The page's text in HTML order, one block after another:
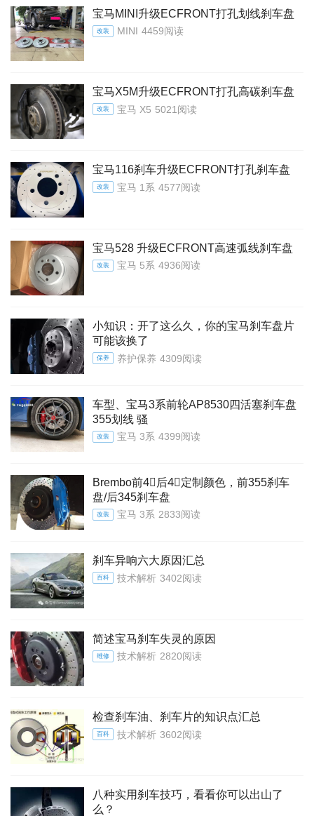
宝马MINI升级ECFRONT打孔划线刹车盘
改装 MINI 4459阅读
宝马X5M升级ECFRONT打孔高碳刹车盘
改装 宝马 X5 5021阅读
宝马116刹车升级ECFRONT打孔刹车盘
改装 宝马 1系 4577阅读
宝马528 升级ECFRONT高速弧线刹车盘
改装 宝马 5系 4936阅读
小知识：开了这么久，你的宝马刹车盘片
可能该换了
保养 养护保养 4309阅读
车型、宝马3系前轮AP8530四活塞刹车盘
355划线 骚
改装 宝马 3系 4399阅读
Brembo前4⃣️后4⃣️定制颜色，前355刹车
盘/后345刹车盘
改装 宝马 3系 2833阅读
刹车异响六大原因汇总
百科 技术解析 3402阅读
简述宝马刹车失灵的原因
维修 技术解析 2820阅读
检查刹车油、刹车片的知识点汇总
百科 技术解析 3602阅读
八种实用刹车技巧，看看你可以出山了
么？